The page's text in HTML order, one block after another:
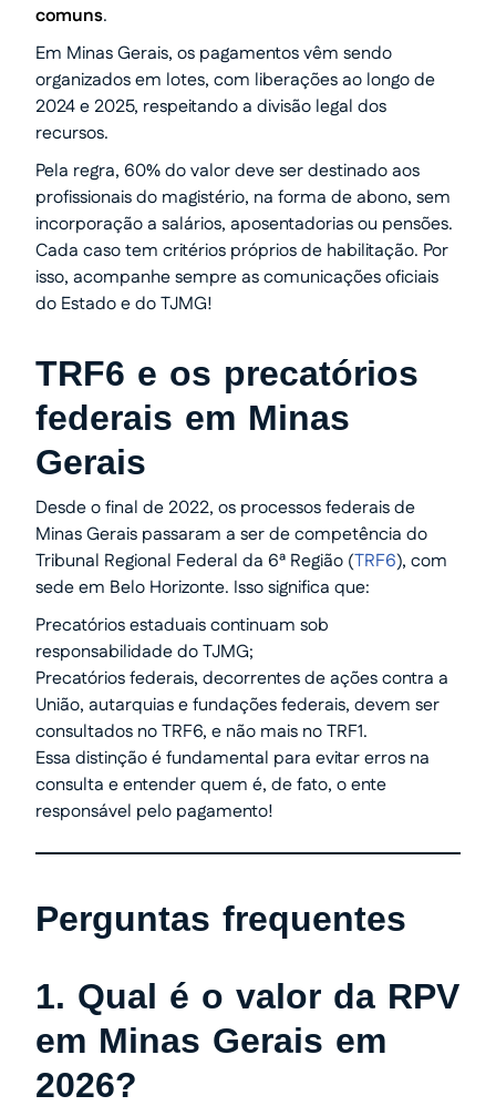
comuns.
Em Minas Gerais, os pagamentos vêm sendo
organizados em lotes, com liberações ao longo de
2024 e 2025, respeitando a divisão legal dos
recursos.
Pela regra, 60% do valor deve ser destinado aos
profissionais do magistério, na forma de abono, sem
incorporação a salários, aposentadorias ou pensões.
Cada caso tem critérios próprios de habilitação. Por
isso, acompanhe sempre as comunicações oficiais
do Estado e do TJMG!
TRF6 e os precatórios
federais em Minas
Gerais
Desde o final de 2022, os processos federais de
Minas Gerais passaram a ser de competência do
Tribunal Regional Federal da 6ª Região (TRF6), com
sede em Belo Horizonte. Isso significa que:
Precatórios estaduais continuam sob
responsabilidade do TJMG;
Precatórios federais, decorrentes de ações contra a
União, autarquias e fundações federais, devem ser
consultados no TRF6, e não mais no TRF1.
Essa distinção é fundamental para evitar erros na
consulta e entender quem é, de fato, o ente
responsável pelo pagamento!
Perguntas frequentes
1. Qual é o valor da RPV
em Minas Gerais em
2026?